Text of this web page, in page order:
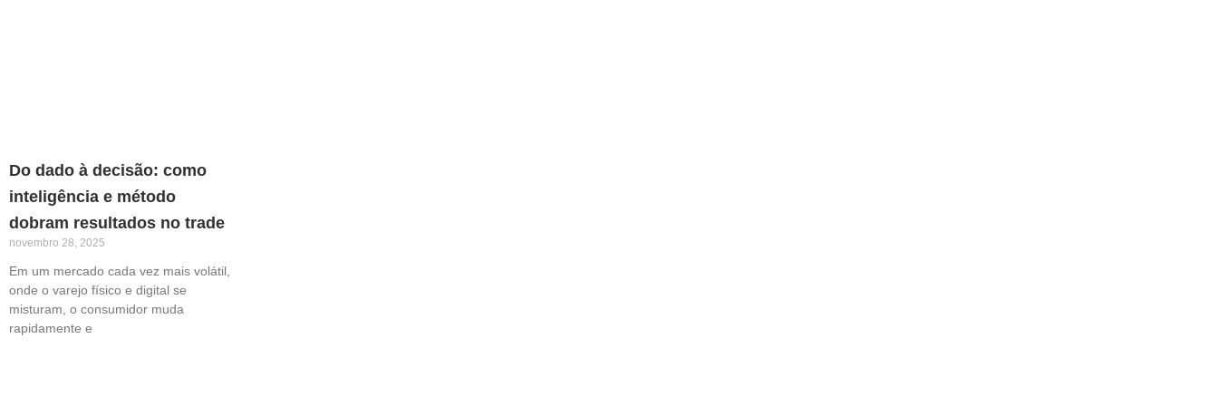
Do dado à decisão: como
inteligência e método
dobram resultados no trade
novembro 28, 2025
Em um mercado cada vez mais volátil,
onde o varejo físico e digital se
misturam, o consumidor muda
rapidamente e